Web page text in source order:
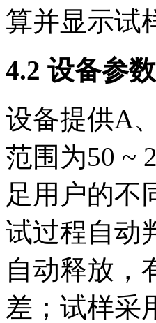
算并显示试
4.2 设备参数
设备提供A
范围为50 ~
足用户的不
试过程自动
自动释放，
差；试样采